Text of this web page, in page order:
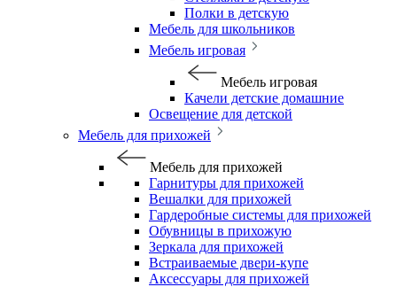
Полки в детскую
Мебель для школьников
Мебель игровая
Мебель игровая
Качели детские домашние
Освещение для детской
Мебель для прихожей
Мебель для прихожей
Гарнитуры для прихожей
Вешалки для прихожей
Гардеробные системы для прихожей
Обувницы в прихожую
Зеркала для прихожей
Встраиваемые двери-купе
Аксессуары для прихожей